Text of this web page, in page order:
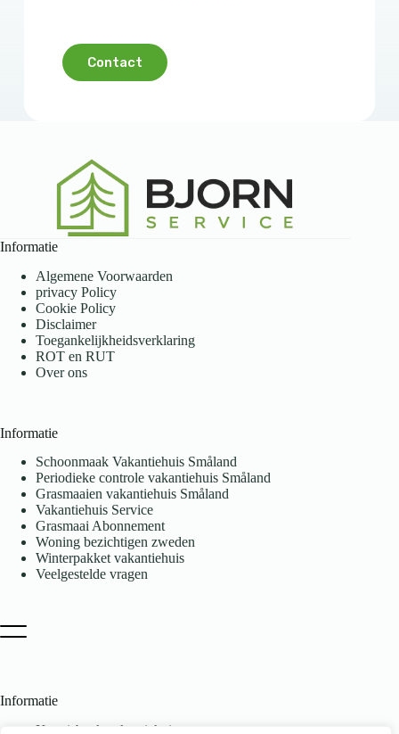
Contact
Informatie
Algemene Voorwaarden
privacy Policy
Cookie Policy
Disclaimer
Toegankelijkheidsverklaring
ROT en RUT
Over ons
Informatie
Schoonmaak Vakantiehuis Småland
Periodieke controle vakantiehuis Småland
Grasmaaien vakantiehuis Småland
Vakantiehuis Service
Grasmaai Abonnement
Woning bezichtigen zweden
Winterpakket vakantiehuis
Veelgestelde vragen
Informatie
Kennisbank vakantiehuis